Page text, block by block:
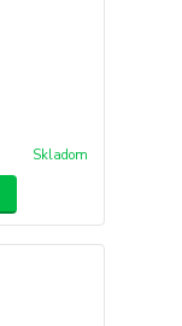
Skladom